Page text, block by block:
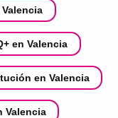
en Valencia
en Valencia
Valencia